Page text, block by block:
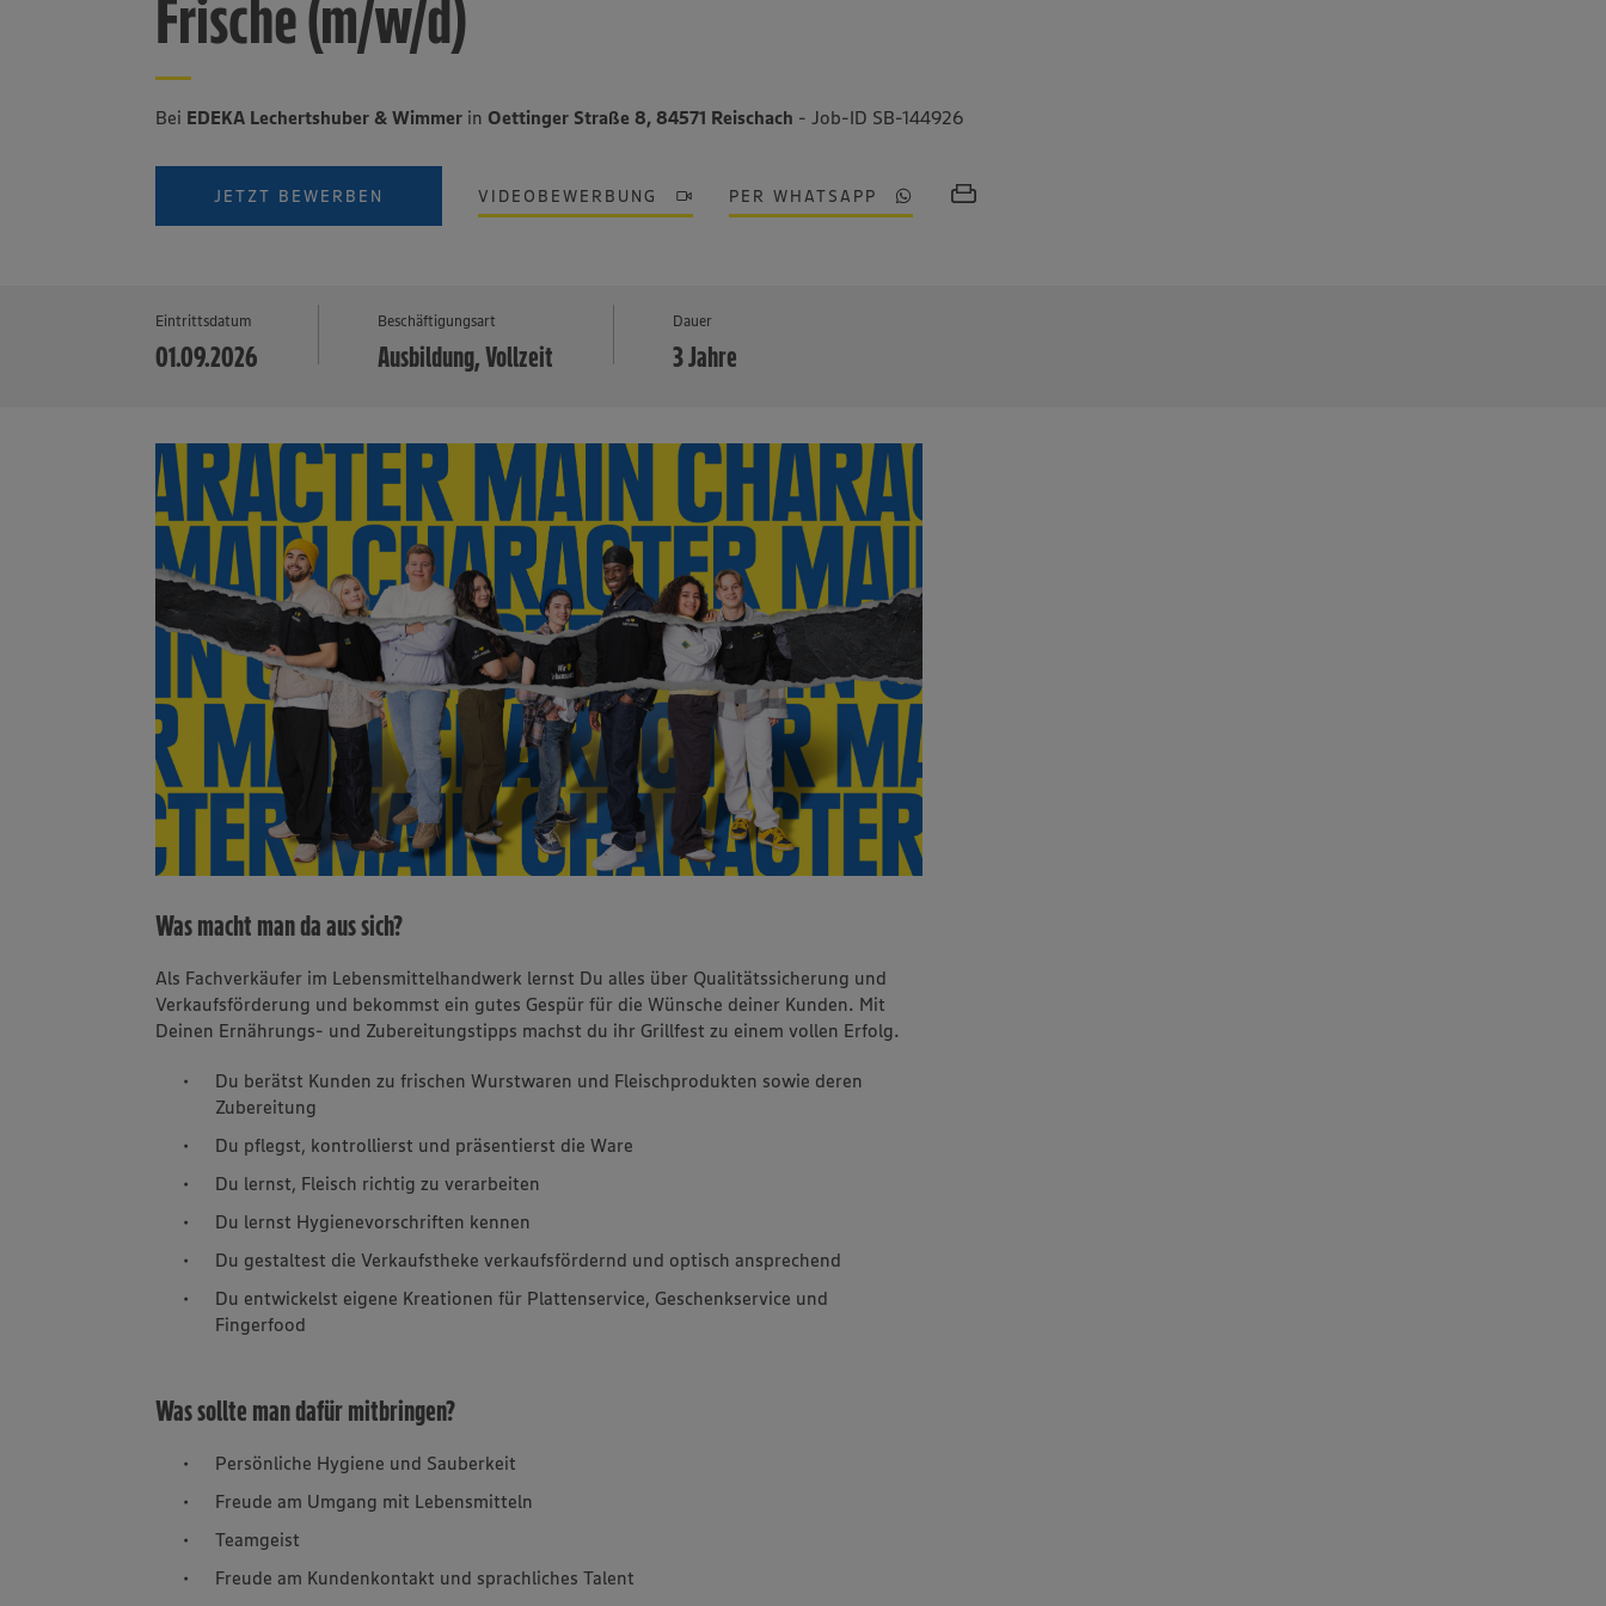
Frische (m/w/d)
Bei EDEKA Lechertshuber & Wimmer in Oettinger Straße 8, 84571 Reischach - Job-ID SB-144926
JETZT BEWERBEN VIDEOBEWERBUNG PER WHATSAPP
Eintrittsdatum
01.09.2026
Beschäftigungsart
Ausbildung, Vollzeit
Dauer
3 Jahre
Was macht man da aus sich?
Als Fachverkäufer im Lebensmittelhandwerk lernst Du alles über Qualitätssicherung und
Verkaufsförderung und bekommst ein gutes Gespür für die Wünsche deiner Kunden. Mit
Deinen Ernährungs- und Zubereitungstipps machst du ihr Grillfest zu einem vollen Erfolg.
Du berätst Kunden zu frischen Wurstwaren und Fleischprodukten sowie deren
Zubereitung
Du pflegst, kontrollierst und präsentierst die Ware
Du lernst, Fleisch richtig zu verarbeiten
Du lernst Hygienevorschriften kennen
Du gestaltest die Verkaufstheke verkaufsfördernd und optisch ansprechend
Du entwickelst eigene Kreationen für Plattenservice, Geschenkservice und
Fingerfood
Was sollte man dafür mitbringen?
Persönliche Hygiene und Sauberkeit
Freude am Umgang mit Lebensmitteln
Teamgeist
Freude am Kundenkontakt und sprachliches Talent